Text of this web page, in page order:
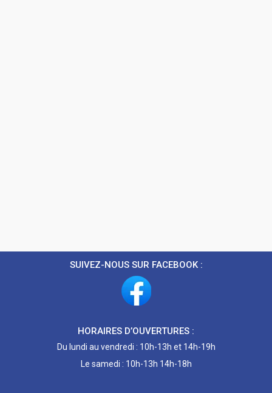
SUIVEZ-NOUS SUR FACEBOOK :
HORAIRES D’OUVERTURES :
Du lundi au vendredi : 10h-13h et 14h-19h
Le samedi : 10h-13h 14h-18h